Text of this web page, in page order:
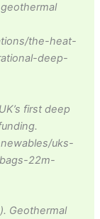
the-heat-
deep-
first deep
uks-
22m-
Geothermal